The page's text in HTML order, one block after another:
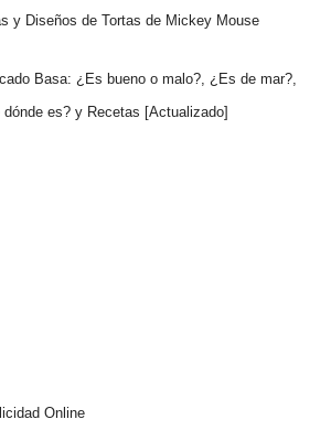
y Diseños de Tortas de Mickey Mouse
Basa: ¿Es bueno o malo?, ¿Es de mar?,
dónde es? y Recetas [Actualizado]
Online